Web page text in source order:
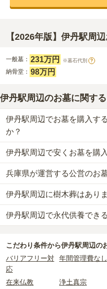
【2026年版】伊丹駅周
一般墓： 231万円 ※墓石代別 ?
納骨堂： 98万円
伊丹駅周辺のお墓に関す
伊丹駅周辺でお墓を購入す
か？
伊丹駅周辺での購入費用の目安
約53万円、納骨堂が約98万円
一般墓を建てる場合は、「永代
2つが主な費用となります。
伊丹駅周辺の一般墓の永代使用
素材によって変わります。
使用料のみかかります。
なお、お墓によっては以下の費
・
：お墓を新し
用。僧侶に渡すお布施がかかり
伊丹駅周辺で安くお墓を購
伊丹駅周辺で一番安価なお墓は
で、6万円からお求めいただけ
一般的に最も費用を抑えられる
する「合祀墓（ごうしぼ）」と
比べて省スペースで管理の手間
価格の目安は、1名あたり5万円
伊丹駅周辺で安価なお墓を探し
えてお墓を探すのがおすすめで
兵庫県が運営する公営のお
伊丹駅周辺には、兵庫県が運営
伊丹市営 神津墓地、一ツ橋墓地
公営霊園は民営の霊園と異なり
主な条件として、遺骨がすでに
上住んでいるなどが挙げられま
条件を満たさない場合は、申し
め、事前の確認が重要です。
伊丹駅周辺に樹木葬はあり
伊丹駅周辺には、3件の樹木葬
詳しくは、伊丹駅周辺の樹木葬
伊丹駅周辺で永代供養でき
詳しくは、伊丹駅周辺の永代供
こだわり条件から伊丹駅周辺の
バリアフリー対
応
年間管理費なし
在来仏教 浄土真宗